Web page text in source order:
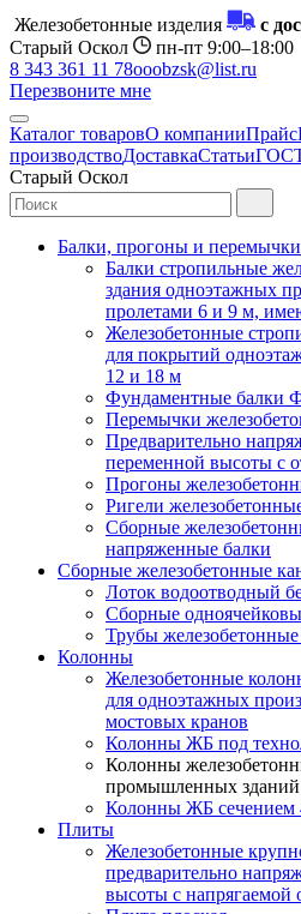
Железобетонные изделия
с
Старый Оскол
пн-пт 9:00–18:00
8 343 361 11 78ooobzsk@list.ru
Перезвоните мне
Каталог товаровО компанииПрайс
производствоДоставкаСтатьи
Старый Оскол
Балки, прогоны и перемычки
Балки стропильные
здания одноэтажных
пролетами 6 и 9 м,
Железобетонные
для покрытий
12 и 18 м
Фундаментные балки
Перемычки
Предварительно
переменной высоты с
Прогоны
Ригели
Сборные
напряженные балки
Сборные железобетонные
Лоток водоотводный
Сборные
Трубы
Колонны
Железобетонные
для одноэтажных
мостовых кранов
Колонны ЖБ под
Колонны
промышленных зданий
Колонны ЖБ сечением
Плиты
Железобетонные
предварительно
высоты с напрягаемой